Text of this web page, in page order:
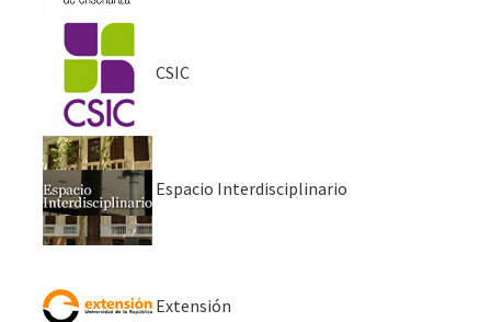
CSIC
Espacio Interdisciplinario
Extensión